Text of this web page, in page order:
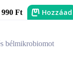
990 Ft Hozzáad
bélmikrobiomot